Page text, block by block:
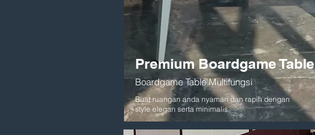
Premium Boardgame Table
Boardgame Table Multifungsi
Buat ruangan anda nyaman dan rapih dengan
style elegan serta minimalis.